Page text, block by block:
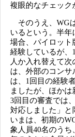
複眼的なチェック
そのうえ、WG
いるという。半年
場合、パイロット
経験しているが、
人か入れ替えて
は、外部のコンサ
は、1回目の経験
ましたが、ほかは
3回目の審査では
対応しました」と
いまは、初期の
象人員40名のう